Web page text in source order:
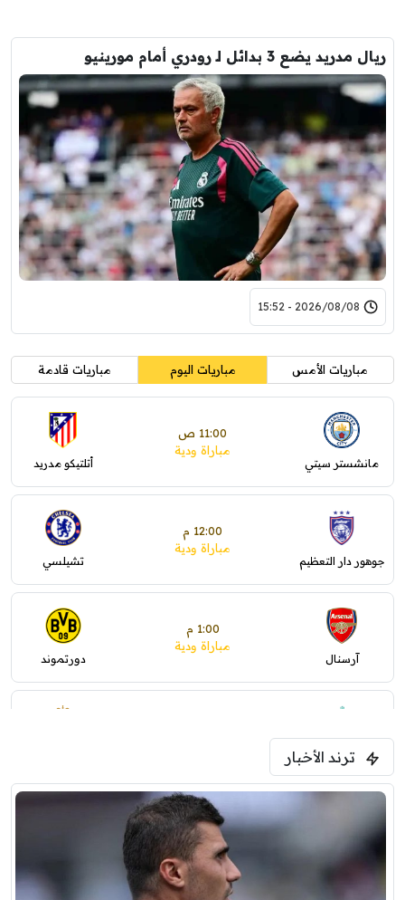
ريال مدريد يضع 3 بدائل لـ رودري أمام مورينيو
2026/08/08 - 15:52
مباريات الأمس مباريات اليوم مباريات قادمة
مانشستر سيتي
11:00 ص
مباراة ودية
أتلتيكو مدريد
جوهور دار التعظيم
12:00 م
مباراة ودية
تشيلسي
آرسنال
1:00 م
مباراة ودية
دورتموند
ليفربول
ترند الأخبار